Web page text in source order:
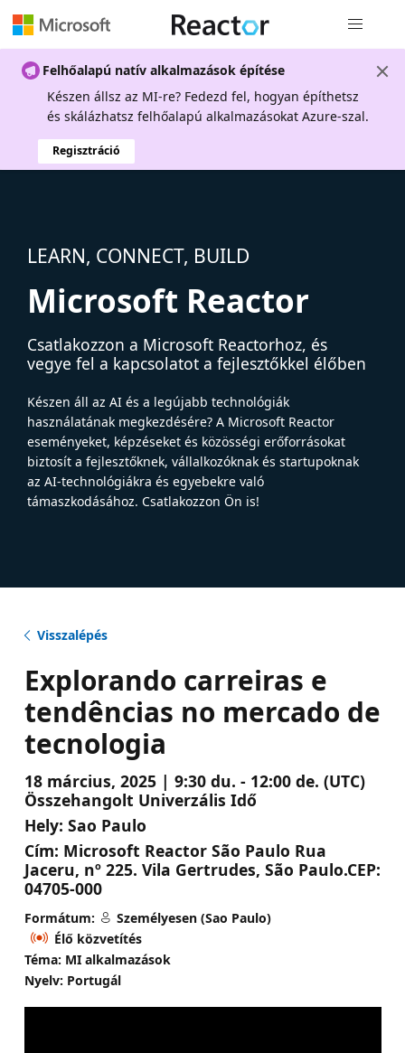
Felhőalapú natív alkalmazások építése
Készen állsz az MI-re? Fedezd fel, hogyan építhetsz
és skálázhatsz felhőalapú alkalmazásokat Azure-szal.
Regisztráció
LEARN, CONNECT, BUILD
Microsoft Reactor
Csatlakozzon a Microsoft Reactorhoz, és
vegye fel a kapcsolatot a fejlesztőkkel élőben
Készen áll az AI és a legújabb technológiák
használatának megkezdésére? A Microsoft Reactor
eseményeket, képzéseket és közösségi erőforrásokat
biztosít a fejlesztőknek, vállalkozóknak és startupoknak
az AI-technológiákra és egyebekre való
támaszkodásához. Csatlakozzon Ön is!
Visszalépés
Explorando carreiras e
tendências no mercado de
tecnologia
18 március, 2025 | 9:30 du. - 12:00 de. (UTC)
Összehangolt Univerzális Idő
Hely: Sao Paulo
Cím: Microsoft Reactor São Paulo Rua
Jaceru, nº 225. Vila Gertrudes, São Paulo.CEP:
04705-000
Formátum:
Személyesen (Sao Paulo)
Élő közvetítés
Téma: MI alkalmazások
Nyelv: Portugál